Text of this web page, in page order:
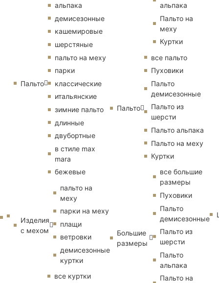
Пальто
альпака
демисезонные
кашемировые
шерстяные
пальто на меху
парки
классические
итальянские
зимние пальто
длинные
двубортные
в стиле max
mara
бежевые
Изделия
с мехом
пальто на
меху
парки на меху
плащи
ветровки
демисезонные
куртки
все куртки
альпака
Пальто на
меху
Куртки
Пальто
все пальто
Пуховики
Пальто
демисезонные
Пальто из
шерсти
Пальто альпака
Пальто на меху
Куртки
Большие
размеры
все большие
размеры
Пуховики
Пальто
демисезонные
Пальто из
шерсти
Пальто
альпака
Пальто на